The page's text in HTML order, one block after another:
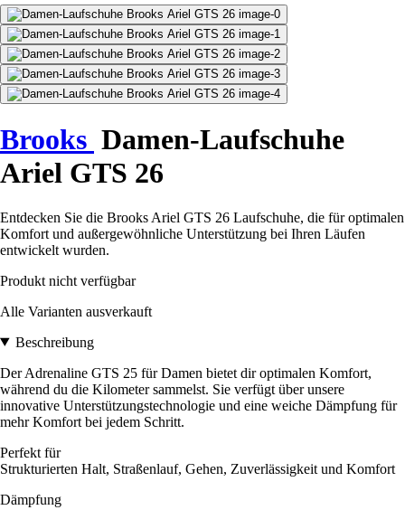
Brooks Damen-Laufschuhe
Ariel GTS 26
Entdecken Sie die Brooks Ariel GTS 26 Laufschuhe, die für optimalen
Komfort und außergewöhnliche Unterstützung bei Ihren Läufen
entwickelt wurden.
Produkt nicht verfügbar
Alle Varianten ausverkauft
Beschreibung
Der Adrenaline GTS 25 für Damen bietet dir optimalen Komfort,
während du die Kilometer sammelst. Sie verfügt über unsere
innovative Unterstützungstechnologie und eine weiche Dämpfung für
mehr Komfort bei jedem Schritt.
Perfekt für
Strukturierten Halt, Straßenlauf, Gehen, Zuverlässigkeit und Komfort
Dämpfung